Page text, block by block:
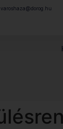
varoshaza@dorog.hu